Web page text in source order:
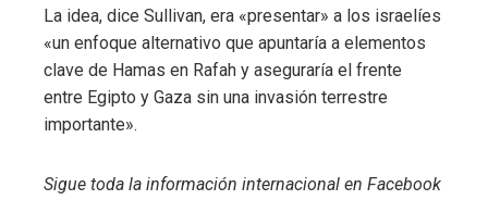
La idea, dice Sullivan, era «presentar» a los israelíes
«un enfoque alternativo que apuntaría a elementos
clave de Hamas en Rafah y aseguraría el frente
entre Egipto y Gaza sin una invasión terrestre
importante».
Sigue toda la información internacional en Facebook